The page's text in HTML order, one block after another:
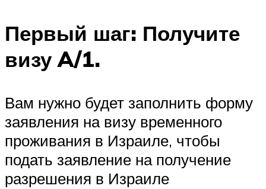
Первый шаг: Получите
визу A/1.
Вам нужно будет заполнить форму
заявления на визу временного
проживания в Израиле, чтобы
подать заявление на получение
разрешения в Израиле